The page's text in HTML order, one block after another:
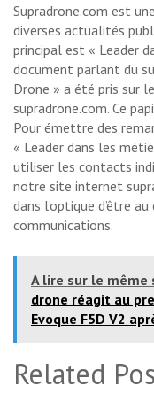
Supradrone.com est
diverses actualités
principal est « Leader
document parlant du
Drone » a été pris sur
supradrone.com. Ce
Pour émettre des
« Leader dans les
utiliser les contacts
notre site internet
dans l’optique d’être
communications.
A lire sur le même
drone réagit au
Evoque F5D V2
Related